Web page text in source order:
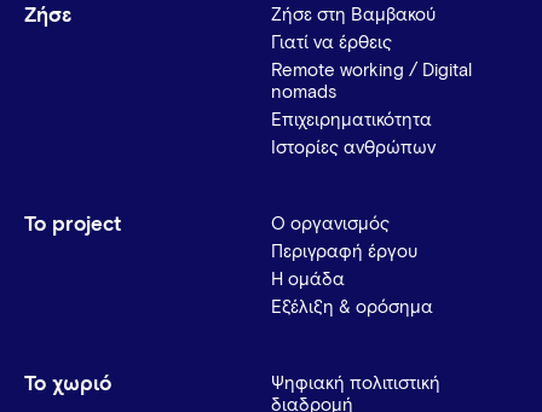
Ζήσε
Ζήσε στη Βαμβακού
Γιατί να έρθεις
Remote working / Digital
nomads
Επιχειρηματικότητα
Ιστορίες ανθρώπων
Το project
Ο οργανισμός
Περιγραφή έργου
Η ομάδα
Εξέλιξη & ορόσημα
Το χωριό
Ψηφιακή πολιτιστική
διαδρομή